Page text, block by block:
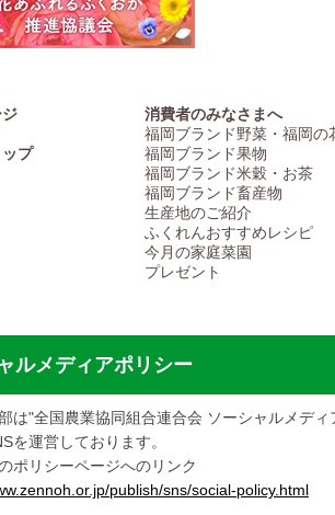
ジ
プ
消費者のみなさまへ
福岡ブランド野菜・福岡の
福岡ブランド果物
福岡ブランド米穀・お茶
福岡ブランド畜産物
生産地のご紹介
ふくれんおすすめレシピ
今月の家庭菜園
プレゼント
ルメディアポリシー
は"全国農業協同組合連合会 ソーシャルメディ
を運営しております。
ポリシーページへのリンク
publish/sns/social-policy.html